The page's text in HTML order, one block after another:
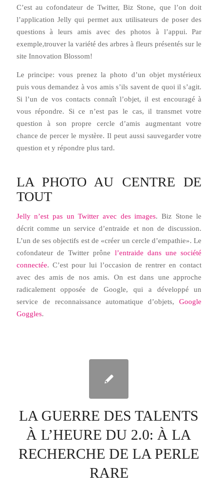
C’est au cofondateur de Twitter, Biz Stone, que l’on doit
l’application Jelly qui permet aux utilisateurs de poser des
questions à leurs amis avec des photos à l’appui. Par
exemple,trouver la variété des arbres à fleurs présentés sur le
site Innovation Blossom!
Le principe: vous prenez la photo d’un objet mystérieux
puis vous demandez à vos amis s’ils savent de quoi il s’agit.
Si l’un de vos contacts connaît l’objet, il est encouragé à
vous répondre. Si ce n’est pas le cas, il transmet votre
question à son propre cercle d’amis augmentant votre
chance de percer le mystère. Il peut aussi sauvegarder votre
question et y répondre plus tard.
LA PHOTO AU CENTRE DE
TOUT
Jelly n’est pas un Twitter avec des images. Biz Stone le
décrit comme un service d’entraide et non de discussion.
L’un de ses objectifs est de «créer un cercle d’empathie». Le
cofondateur de Twitter prône l’entraide dans une société
connectée. C’est pour lui l’occasion de rentrer en contact
avec des amis de nos amis. On est dans une approche
radicalement opposée de Google, qui a développé un
service de reconnaissance automatique d’objets,Google
Goggles.
LA GUERRE DES TALENTS
À L’HEURE DU 2.0: À LA
RECHERCHE DE LA PERLE
RARE